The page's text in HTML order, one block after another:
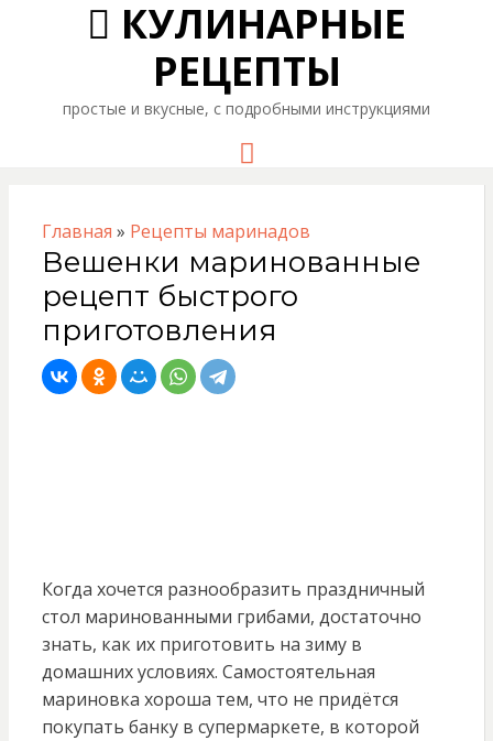
КУЛИНАРНЫЕ
РЕЦЕПТЫ
простые и вкусные, с подробными инструкциями
Главная » Рецепты маринадов
Вешенки маринованные
рецепт быстрого
приготовления
Когда хочется разнообразить праздничный
стол маринованными грибами, достаточно
знать, как их приготовить на зиму в
домашних условиях. Самостоятельная
мариновка хороша тем, что не придётся
покупать банку в супермаркете, в которой